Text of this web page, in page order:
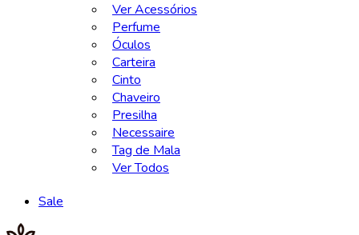
Ver Acessórios
Perfume
Óculos
Carteira
Cinto
Chaveiro
Presilha
Necessaire
Tag de Mala
Ver Todos
Sale